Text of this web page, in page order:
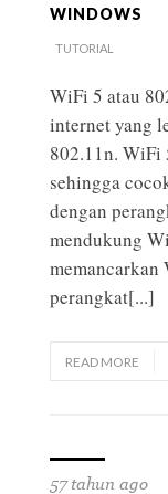
WINDOWS
TUTORIAL
WiFi 5 atau
internet yang
802.11n. WiFi
sehingga
dengan
mendukung
memancarkan
perangkat[...]
READ MORE
57 tahun ago